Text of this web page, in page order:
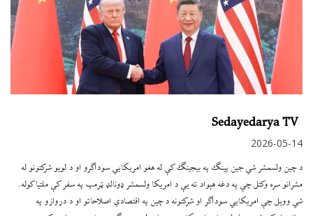
Sedayedarya TV
2026-05-14
د چین ولسمشر شي جین پینګ په بیجینګ کې له هغو امریکايي سوداګرو او د لویو شرکتونو له
مشرانو سره وکتل چې په دغه هېواد ته یې د امریکا ولسمشر ډونالډ ټرمپ په سفر کې ملتیا کوله.
شي وویل چې امریکايي سوداګر او شرکتونه د چین په اقتصادي اصلاحاتو او د دروازو په